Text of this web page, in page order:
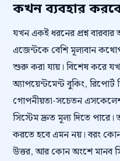
কখন ব্যবহার
যখন একই ধরনের প্রশ্ন
এজেন্টকে বেশি মূল্যবান
শুরু করা যায়। বিশেষ করে
অ্যাপয়েন্টমেন্ট বুকিং,
গোপনীয়তা-সচেতন
সিস্টেম দ্রুত মূল্য দিতে
করতে হবে এমন নয়। বরং
উত্তর, আর কোন অংশে মানব